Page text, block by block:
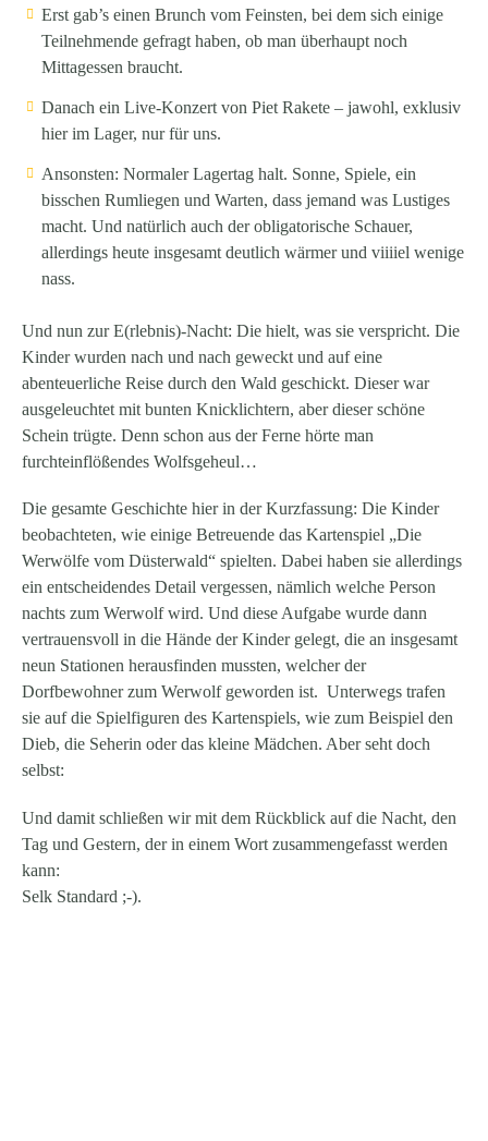
Erst gab’s einen Brunch vom Feinsten, bei dem sich einige
Teilnehmende gefragt haben, ob man überhaupt noch
Mittagessen braucht.
Danach ein Live-Konzert von Piet Rakete – jawohl, exklusiv
hier im Lager, nur für uns.
Ansonsten: Normaler Lagertag halt. Sonne, Spiele, ein
bisschen Rumliegen und Warten, dass jemand was Lustiges
macht. Und natürlich auch der obligatorische Schauer,
allerdings heute insgesamt deutlich wärmer und viiiiel wenige
nass.
Und nun zur E(rlebnis)-Nacht: Die hielt, was sie verspricht. Die
Kinder wurden nach und nach geweckt und auf eine
abenteuerliche Reise durch den Wald geschickt. Dieser war
ausgeleuchtet mit bunten Knicklichtern, aber dieser schöne
Schein trügte. Denn schon aus der Ferne hörte man
furchteinflößendes Wolfsgeheul…
Die gesamte Geschichte hier in der Kurzfassung: Die Kinder
beobachteten, wie einige Betreuende das Kartenspiel „Die
Werwölfe vom Düsterwald“ spielten. Dabei haben sie allerdings
ein entscheidendes Detail vergessen, nämlich welche Person
nachts zum Werwolf wird. Und diese Aufgabe wurde dann
vertrauensvoll in die Hände der Kinder gelegt, die an insgesamt
neun Stationen herausfinden mussten, welcher der
Dorfbewohner zum Werwolf geworden ist. Unterwegs trafen
sie auf die Spielfiguren des Kartenspiels, wie zum Beispiel den
Dieb, die Seherin oder das kleine Mädchen. Aber seht doch
selbst:
Und damit schließen wir mit dem Rückblick auf die Nacht, den
Tag und Gestern, der in einem Wort zusammengefasst werden
kann:
Selk Standard ;-).